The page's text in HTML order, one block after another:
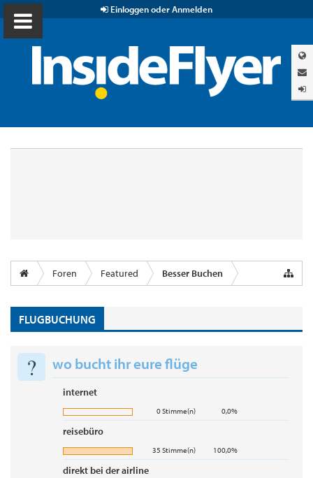
Einloggen oder Anmelden
Foren Featured Besser Buchen
FLUGBUCHUNG
? wo bucht ihr eure flüge
internet
0 Stimme(n) 0,0%
reisebüro
35 Stimme(n) 100,0%
direkt bei der airline